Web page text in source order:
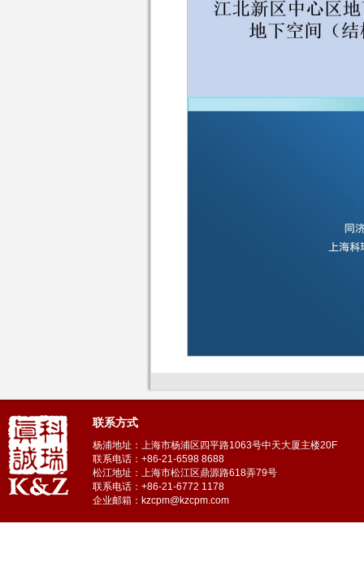
联系方式
杨浦地址：上海市杨浦区四平路1063号中天大厦主楼20F
联系电话：+86-21-6598 8688
松江地址：上海市松江区鼎源路618弄79号
联系电话：+86-21-6772 1178
企业邮箱：kzcpm@kzcpm.com